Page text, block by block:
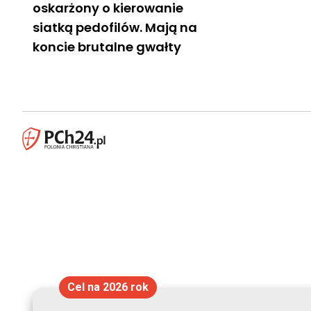
oskarżony o kierowanie
siatką pedofilów. Mają na
koncie brutalne gwałty
Cel na 2026 rok